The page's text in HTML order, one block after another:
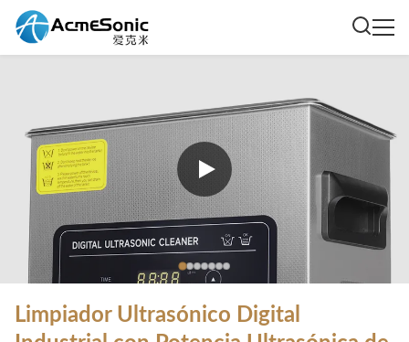
Limpiador Ultrasónico Digital